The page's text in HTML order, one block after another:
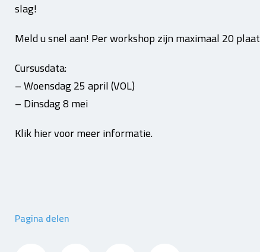
slag!
Meld u snel aan! Per workshop zijn maximaal 20
Cursusdata:
– Woensdag 25 april (VOL)
– Dinsdag 8 mei
Klik hier voor meer informatie.
Pagina delen